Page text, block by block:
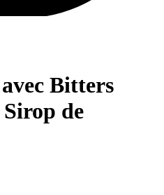
Bitters
de